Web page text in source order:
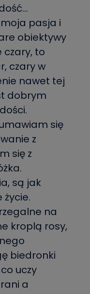
pasja i
obiektywy
czary, to
czary w
nawet tej
dobrym
się
z
się z
są jak
życie.
na
kroplą rosy,
biedronki
uczy
a